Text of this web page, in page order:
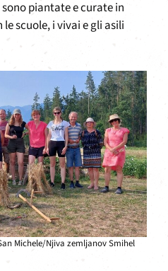
piantate e curate in
scuole, i vivai e gli asili
Michele/Njiva zemljanov Smihel